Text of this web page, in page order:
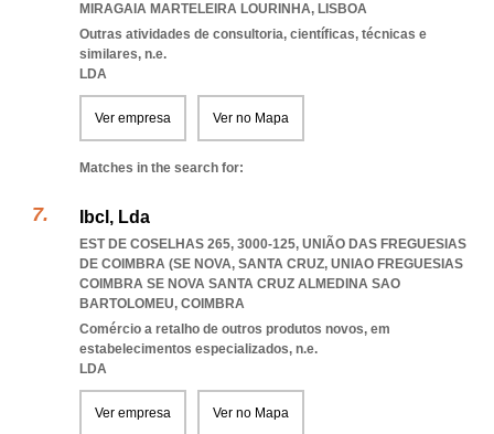
MIRAGAIA MARTELEIRA LOURINHA, LISBOA
Outras atividades de consultoria, científicas, técnicas e
similares, n.e.
LDA
Ver empresa Ver no Mapa
Matches in the search for:
Ibcl, Lda
EST DE COSELHAS 265, 3000-125, UNIÃO DAS FREGUESIAS
DE COIMBRA (SE NOVA, SANTA CRUZ, UNIAO FREGUESIAS
COIMBRA SE NOVA SANTA CRUZ ALMEDINA SAO
BARTOLOMEU, COIMBRA
Comércio a retalho de outros produtos novos, em
estabelecimentos especializados, n.e.
LDA
Ver empresa Ver no Mapa